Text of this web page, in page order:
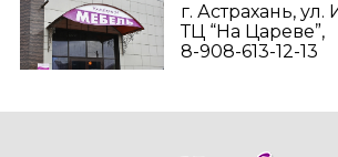
г. Астрахань, ул.
ТЦ “На Цареве”,
8-908-613-12-13